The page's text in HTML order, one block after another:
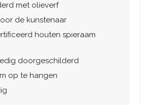
met olieverf
de kunstenaar
houten spieraam
doorgeschilderd
op te hangen